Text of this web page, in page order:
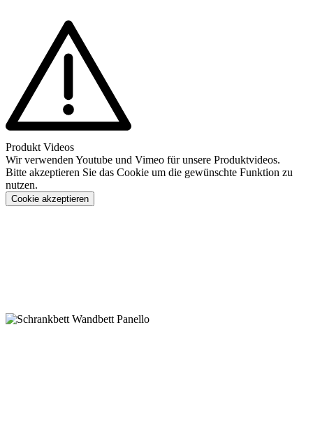
Produkt Videos
Wir verwenden Youtube und Vimeo für unsere Produktvideos.
Bitte akzeptieren Sie das Cookie um die gewünschte Funktion zu
nutzen.
Cookie akzeptieren